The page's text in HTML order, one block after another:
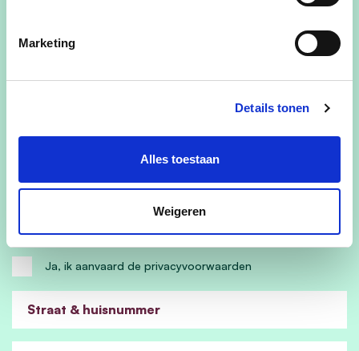
Marketing
Details tonen
Alles toestaan
Weigeren
Ja, ik wens de cd&v nieuwsbrief te ontvangen
Ja, cd&v mag me contacteren voor zaken aangaande dit
evenement
Ja, ik aanvaard de privacyvoorwaarden
Straat & huisnummer